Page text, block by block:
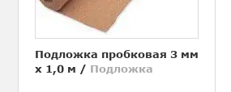
Подложка пробковая 3 мм
х 1,0 м / Подложка